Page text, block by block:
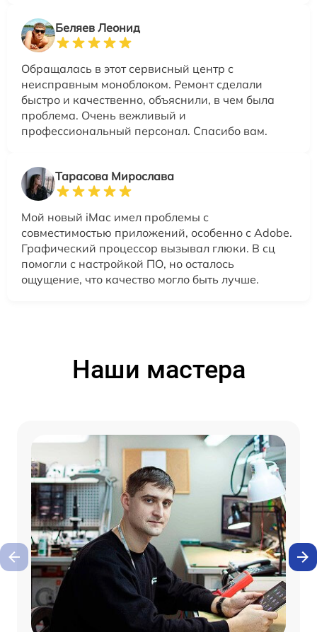
Беляев Леонид
Обращалась в этот сервисный центр с
неисправным моноблоком. Ремонт сделали
быстро и качественно, объяснили, в чем была
проблема. Очень вежливый и
профессиональный персонал. Спасибо вам.
Тарасова Мирослава
Мой новый iMac имел проблемы с
совместимостью приложений, особенно с Adobe.
Графический процессор вызывал глюки. В сц
помогли с настройкой ПО, но осталось
ощущение, что качество могло быть лучше.
Наши мастера